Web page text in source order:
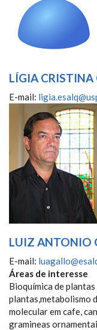
LÍGIA CRISTINA
E-mail:
LUIZ ANTONIO
E-mail:
Áreas de interesse
Bioquímica de
plantas,metabolismo
molecular em cafe,
gramineas